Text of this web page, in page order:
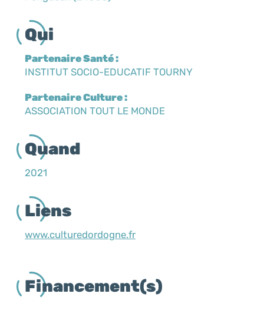
Qui
Partenaire Santé :
INSTITUT SOCIO-EDUCATIF TOURNY
Partenaire Culture :
ASSOCIATION TOUT LE MONDE
Quand
2021
Liens
www.culturedordogne.fr
Financement(s)